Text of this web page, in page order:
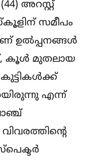
അറസ്റ്റ്
സമീപം
ഉല്‍പ്പനങ്ങള്‍
കൂള്‍ മുതലായ
എന്ന്